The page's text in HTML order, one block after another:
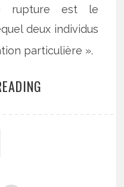
rupture est le
deux individus
particulière ».